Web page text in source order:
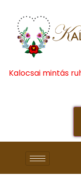
Kalocsai mintás